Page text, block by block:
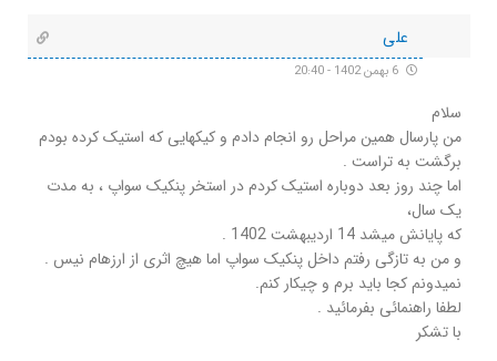
علی
سلام
من پارسال همین مراحل رو انجام دادم و کیکهایی که استیک کرده بودم
برگشت به تراست .
اما چند روز بعد دوباره استیک کردم در استخر پنکیک سواپ ، به مدت
یک سال،
که پایانش میشد 14 اردیبهشت 1402 .
و من به تازگی رفتم داخل پنکیک سواپ اما هیچ اثری از ارزهام نیس .
نمیدونم کجا باید برم و چیکار کنم.
لطفا راهنمائی بفرمائید .
با تشکر